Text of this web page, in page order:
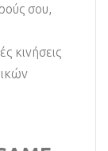
σου,
κινήσεις